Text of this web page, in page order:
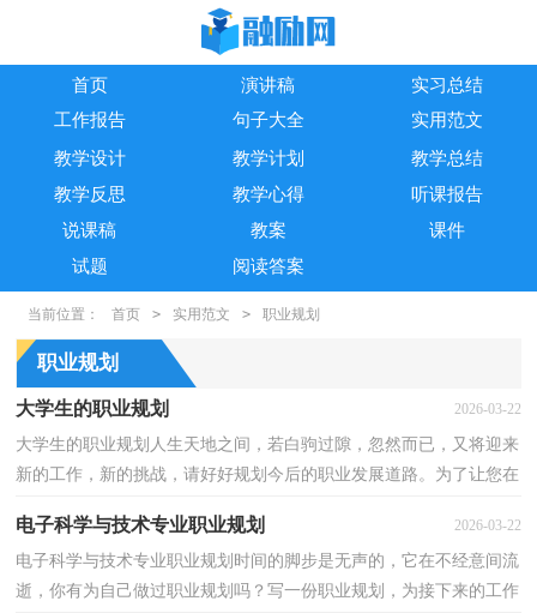
首页 演讲稿
实习总结
工作报告
句子大全
实用范文
教学设计
教学计划
教学总结
教学反思
教学心得
听课报告
说课稿
教案
课件
试题
阅读答案
当前位置： 首页 > 实用范文 > 职业规划
职业规划
大学生的职业规划 2026-03-22
大学生的职业规划人生天地之间，若白驹过隙，忽然而已，又将迎来
新的工作，新的挑战，请好好规划今后的职业发展道路。为了让您在
电子科学与技术专业职业规划 2026-03-22
电子科学与技术专业职业规划时间的脚步是无声的，它在不经意间流
逝，你有为自己做过职业规划吗？写一份职业规划，为接下来的工作